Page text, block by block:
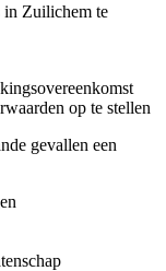
in Zuilichem te
op te stellen
gevallen een